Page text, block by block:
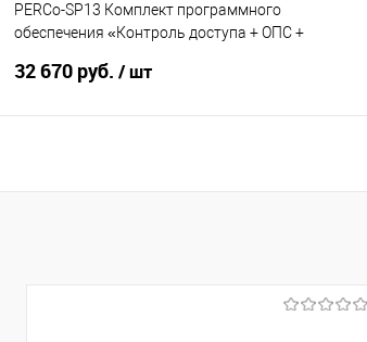
PERCo-SP13 Комплект программного
обеспечения «Контроль доступа + ОПС +
32 670 руб. / шт